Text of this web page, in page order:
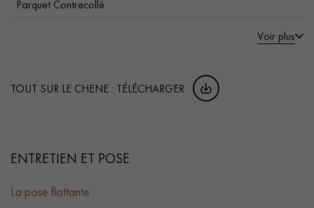
Parquet Contrecollé
Voir plus
TOUT SUR LE CHENE : TÉLÉCHARGER
ENTRETIEN ET POSE
La pose flottante